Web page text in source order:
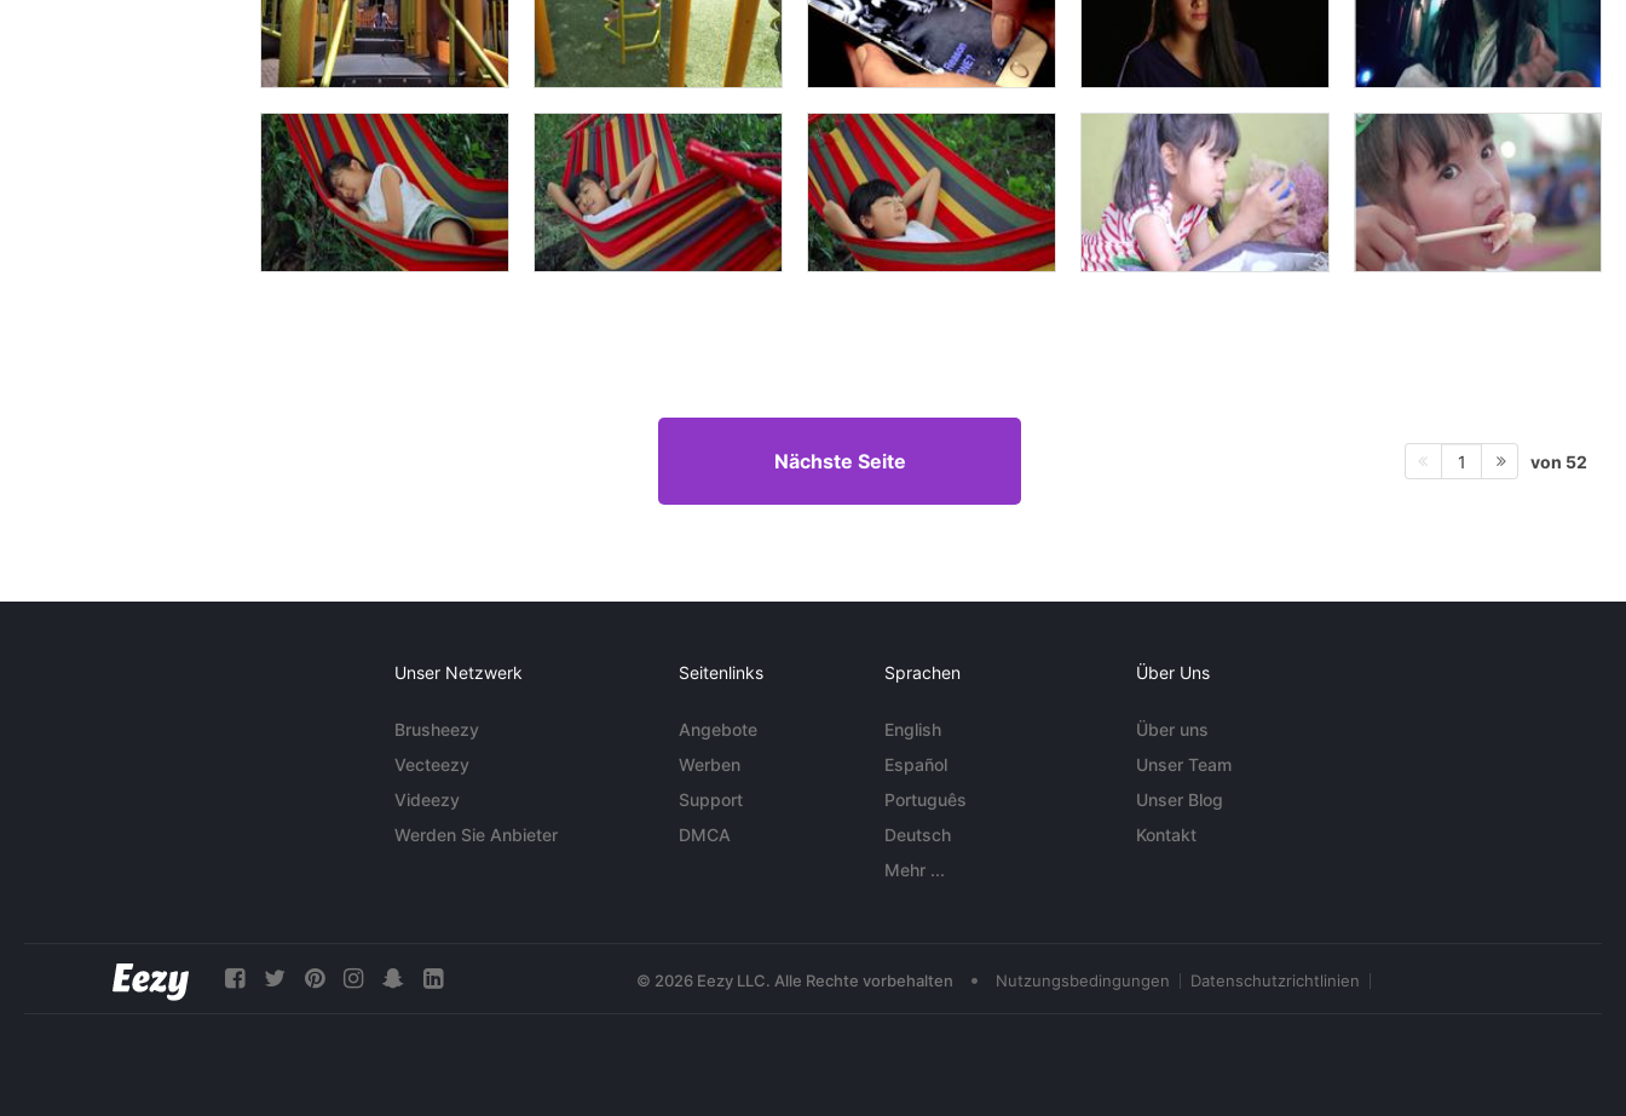
Nächste Seite 1 von 52
Unser Netzwerk
Brusheezy
Vecteezy
Videezy
Werden Sie Anbieter
Seitenlinks
Angebote
Werben
Support
DMCA
Sprachen
English
Español
Português
Deutsch
Mehr ...
Über Uns
Über uns
Unser Team
Unser Blog
Kontakt
© 2026 Eezy LLC. Alle Rechte vorbehalten • Nutzungsbedingungen Datenschutzrichtlinien